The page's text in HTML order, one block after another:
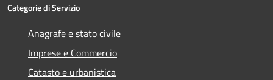
Categorie di Servizio
Anagrafe e stato civile
Imprese e Commercio
Catasto e urbanistica